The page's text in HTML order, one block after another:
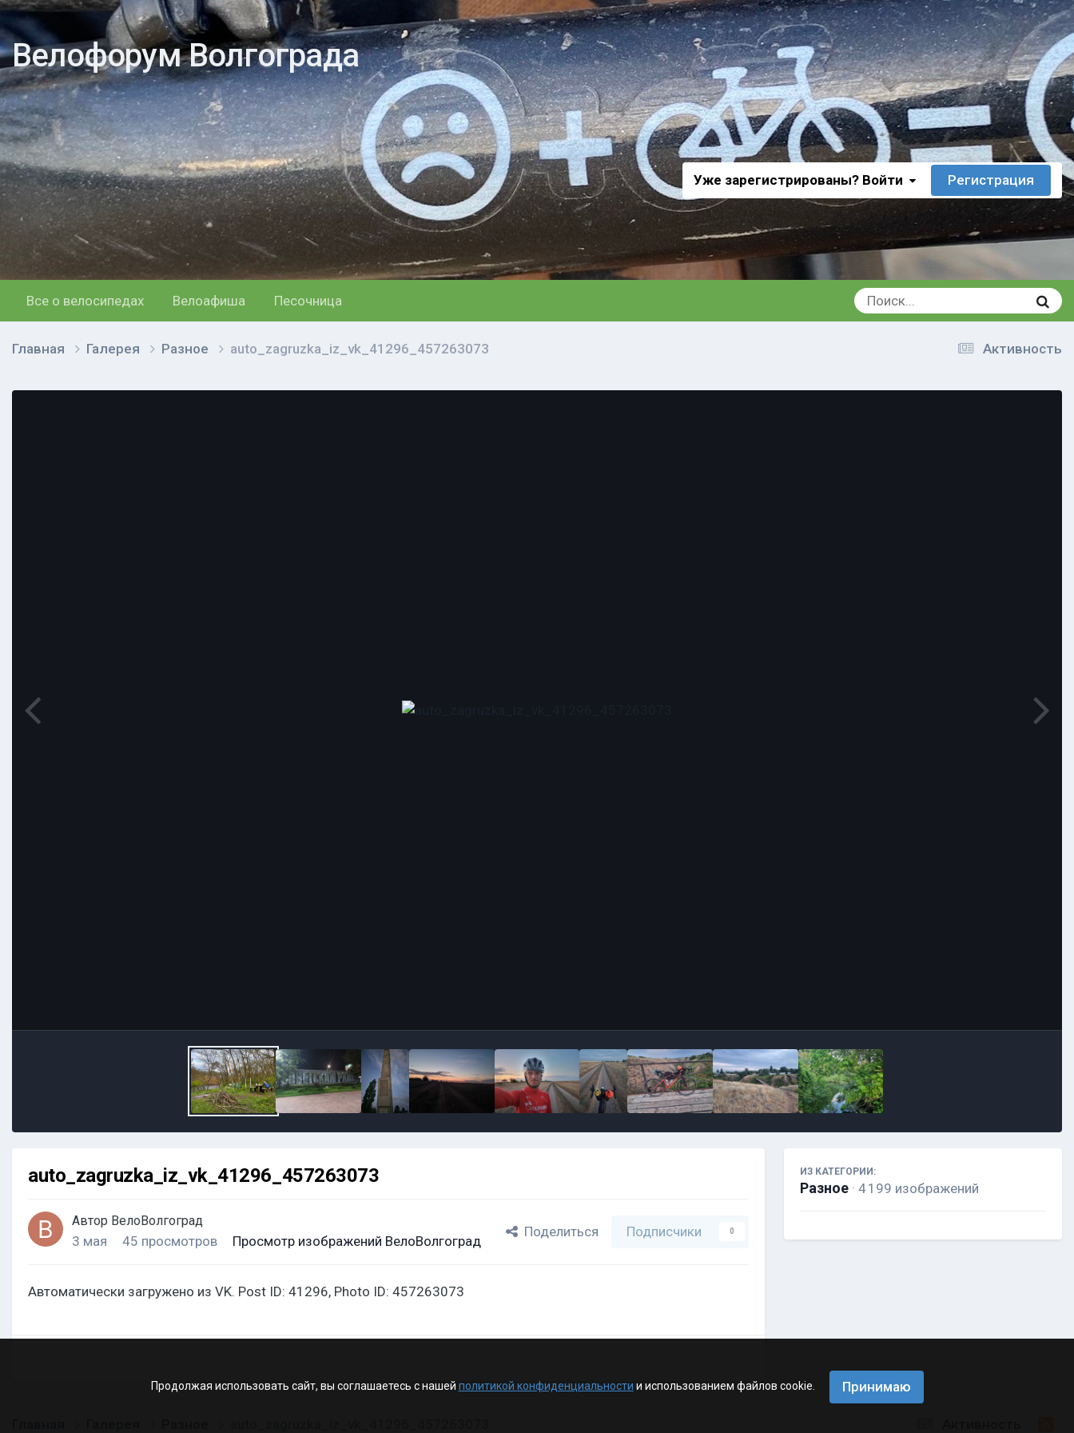
Велофорум Волгограда
Уже зарегистрированы? Войти Регистрация
Все о велосипедах Велоафиша Песочница
Активность
Главная Галерея Разное auto_zagruzka_iz_vk_41296_457263073
auto_zagruzka_iz_vk_41296_457263073
Автор ВелоВолгоград
3 мая 45 просмотров Просмотр изображений ВелоВолгоград
Поделиться Подписчики 0
Автоматически загружено из VK. Post ID: 41296, Photo ID: 457263073
ИЗ КАТЕГОРИИ:
Разное · 4 199 изображений
Продолжая использовать сайт, вы соглашаетесь с нашей политикой конфиденциальности и использованием файлов cookie. Принимаю